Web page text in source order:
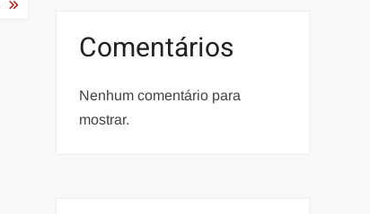
Comentários
Nenhum comentário para
mostrar.